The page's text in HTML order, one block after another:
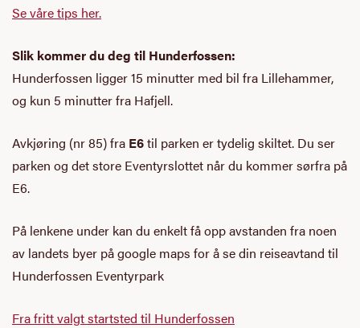
Se våre tips her.
Slik kommer du deg til Hunderfossen:
Hunderfossen ligger 15 minutter med bil fra Lillehammer,
og kun 5 minutter fra Hafjell.
Avkjøring (nr85) fra E6til parken er tydelig skiltet. Du ser
parken og det store Eventyrslottet når du kommer sørfra på
E6.
På lenkene under kan du enkelt få opp avstanden fra noen
av landets byer på google maps for å se din reiseavtand til
Hunderfossen Eventyrpark
Fra fritt valgt startsted til Hunderfossen